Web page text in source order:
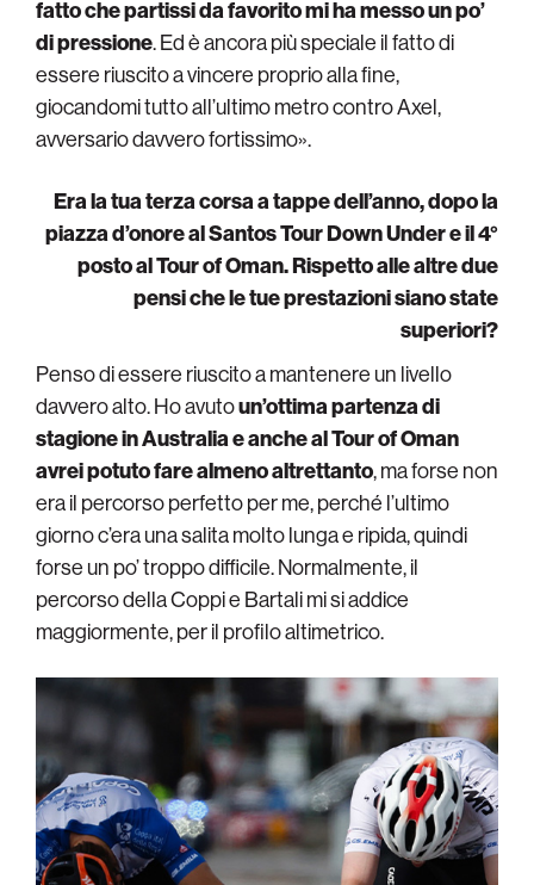
fatto che partissi da favorito mi ha messo un po’
di pressione. Ed è ancora più speciale il fatto di
essere riuscito a vincere proprio alla fine,
giocandomi tutto all’ultimo metro contro Axel,
avversario davvero fortissimo».
Era la tua terza corsa a tappe dell’anno, dopo la
piazza d’onore al Santos Tour Down Under e il 4°
posto al Tour of Oman. Rispetto alle altre due
pensi che le tue prestazioni siano state
superiori?
Penso di essere riuscito a mantenere un livello
davvero alto. Ho avutoun’ottima partenza di
stagione in Australia e anche al Tour of Oman
avrei potuto fare almeno altrettanto, ma forse non
era il percorso perfetto per me, perché l’ultimo
giorno c’era una salita molto lunga e ripida, quindi
forse un po’ troppo difficile. Normalmente, il
percorso della Coppi e Bartali mi si addice
maggiormente, per il profilo altimetrico.